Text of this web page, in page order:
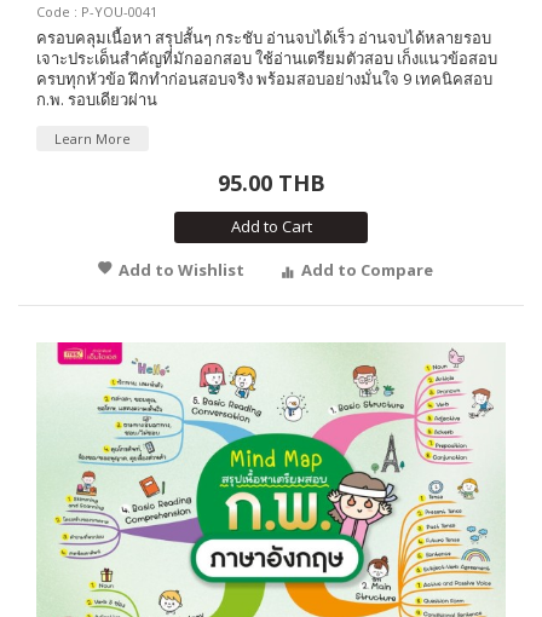
Code : P-YOU-0041
ครอบคลุมเนื้อหา สรุปสั้นๆ กระชับ อ่านจบได้เร็ว อ่านจบได้หลายรอบ
เจาะประเด็นสำคัญที่มักออกสอบ ใช้อ่านเตรียมตัวสอบ เก็งแนวข้อสอบ
ครบทุกหัวข้อ ฝึกทำก่อนสอบจริง พร้อมสอบอย่างมั่นใจ 9 เทคนิคสอบ
ก.พ. รอบเดียวผ่าน
Learn More
95.00 THB
Add to Cart
Add to Wishlist
Add to Compare